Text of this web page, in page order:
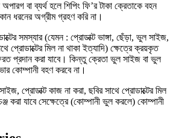
বা ব্যর্থ হলে শিপিং ফি’র টাকা ক্রেতাকে বহন
ধরনের অগ্রীম গ্রহণ করি না।
সমস্যার (যেমন : প্রোডাক্ট ভাঙ্গা, ছেঁড়া, ভুল সাইজ,
প্রোডাক্টের মিল না থাকা ইত্যাদি) ক্ষেত্রে ক্রয়কৃত
প্রদান করা যাবে। কিন্তু ক্রেতা ভুল সাইজ বা ভুল
কোম্পানী বহণ করবে না।
প্রোডাক্ট কাজ না করা, ছবির সাথে প্রোডাক্টের মিল
করা যাবে সেক্ষেত্রে (কোম্পানী ভুল করলে) কোম্পানী